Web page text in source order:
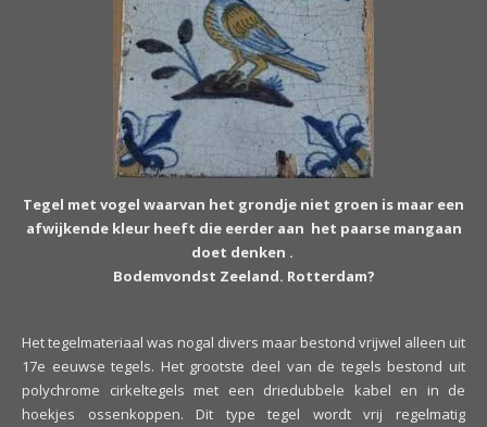
Tegel met vogel waarvan het grondje niet groen is maar een
afwijkende kleur heeft die eerder aan het paarse mangaan
doet denken .
Bodemvondst Zeeland. Rotterdam?
Het tegelmateriaal was nogal divers maar bestond vrijwel alleen uit
17e eeuwse tegels. Het grootste deel van de tegels bestond uit
polychrome cirkeltegels met een driedubbele kabel en in de
hoekjes ossenkoppen. Dit type tegel wordt vrij regelmatig